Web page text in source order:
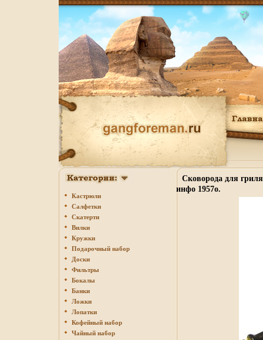
Кастрюли
Салфетки
Скатерти
Вилки
Кружки
Подарочный набор
Доски
Фильтры
Бокалы
Банки
Ложки
Лопатки
Кофейный набор
Чайный набор
Сковорода для
инфо 1957o.